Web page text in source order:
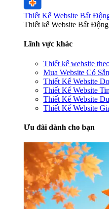
Thiết Kế Website Bất
Thiết kế Website Bất
Lĩnh vực khác
Thiết kế website
Mua Website Có Sẵn
Thiết Kế Website
Thiết Kế Website
Thiết Kế Website
Thiết Kế Website
Ưu đãi dành cho bạn